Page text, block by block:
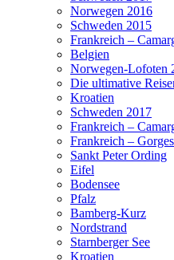
Norwegen 2016
Schweden 2015
Frankreich –
Belgien
Norwegen-Lofoten
Die ultimative
Kroatien
Schweden 2017
Frankreich –
Frankreich –
Sankt Peter Ording
Eifel
Bodensee
Pfalz
Bamberg-Kurz
Nordstrand
Starnberger See
Kroatien